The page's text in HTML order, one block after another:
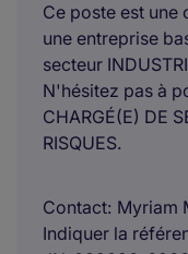
Ce poste est
une entreprise
secteur
N'hésitez pas à
CHARGÉ(E) DE
RISQUES.
Contact Myriam
Indiquer la